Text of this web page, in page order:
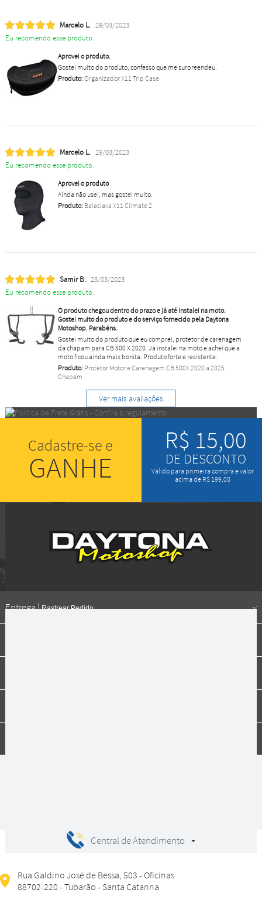
Marcelo L. 29/03/2023
Eu recomendo esse produto.
Aprovei o produto.
Gostei muito do produto, confesso que me surpreendeu.
Produto:Organizador X11 Trip Case
Marcelo L. 29/03/2023
Eu recomendo esse produto.
Aprovei o produto
Ainda não usei, mas gostei muito.
Produto:Balaclava X11 Climate 2
Samir B. 23/03/2023
Eu recomendo esse produto.
O produto chegou dentro do prazo e já até instalei na moto.
Gostei muito do produto e do serviço fornecido pela Daytona
Motoshop. Parabéns.
Gostei muito do produto que eu comprei, protetor de carenagem
da chapam para CB 500 X 2020. Já instalei na moto e achei que a
moto ficou ainda mais bonita. Produto forte e resistente.
Produto:Protetor Motor e Carenagem CB 500X 2020 a 2025
Chapam
Ver mais avaliações
Cadastre-se e
GANHE
R$ 15,00
DE DESCONTO
Válido para primeira compra e valor
acima de R$ 199,00
Entrega |Rastrear Pedido
Central de Atendimento
Rua Galdino José de Bessa, 503 - Oficinas
88702-220 - Tubarão - Santa Catarina